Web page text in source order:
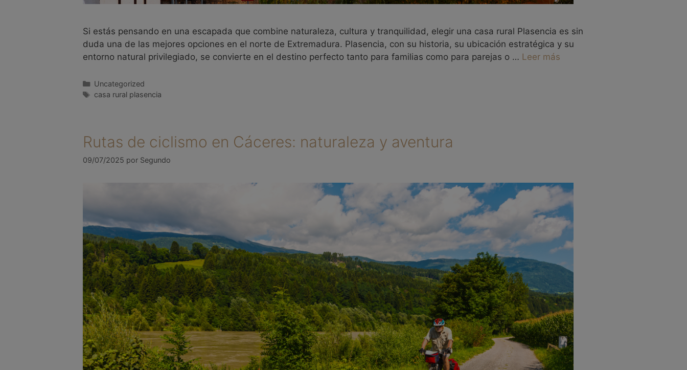
Si estás pensando en una escapada que combine naturaleza, cultura y tranquilidad, elegir una casa rural Plasencia es sin
duda una de las mejores opciones en el norte de Extremadura. Plasencia, con su historia, su ubicación estratégica y su
entorno natural privilegiado, se convierte en el destino perfecto tanto para familias como para parejas o … Leer más
Uncategorized
casa rural plasencia
Rutas de ciclismo en Cáceres: naturaleza y aventura
09/07/2025 por Segundo